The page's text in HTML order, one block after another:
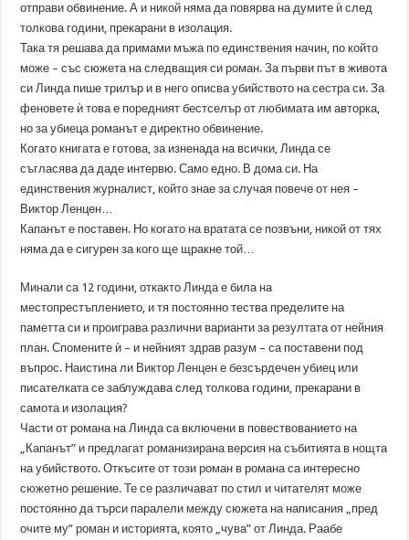
отправи обвинение. А и никой няма да повярва на думите ѝ след
толкова години, прекарани в изолация.
Така тя решава да примами мъжа по единствения начин, по който
може – със сюжета на следващия си роман. За първи път в живота
си Линда пише трилър и в него описва убийството на сестра си. За
феновете ѝ това е поредният бестселър от любимата им авторка,
но за убиеца романът е директно обвинение.
Когато книгата е готова, за изненада на всички, Линда се
съгласява да даде интервю. Само едно. В дома си. На
единствения журналист, който знае за случая повече от нея –
Виктор Ленцен…
Капанът е поставен. Но когато на вратата се позвъни, никой от тях
няма да е сигурен за кого ще щракне той…
Минали са 12 години, откакто Линда е била на
местопрестъплението, и тя постоянно тества пределите на
паметта си и проиграва различни варианти за резултата от нейния
план. Спомените ѝ – и нейният здрав разум – са поставени под
въпрос. Наистина ли Виктор Ленцен е безсърдечен убиец или
писателката се заблуждава след толкова години, прекарани в
самота и изолация?
Части от романа на Линда са включени в повествованието на
„Капанът” и предлагат романизирана версия на събитията в нощта
на убийството. Откъсите от този роман в романа са интересно
сюжетно решение. Те се различават по стил и читателят може
постоянно да търси паралели между сюжета на написания „пред
очите му” роман и историята, която „чува” от Линда. Раабе